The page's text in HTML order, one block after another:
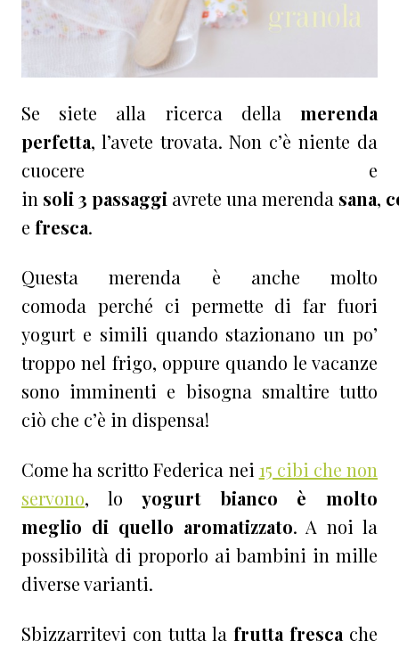
Se siete alla ricerca della merenda
perfetta, l’avete trovata. Non c’è niente da
cuocere e
in soli 3 passaggi avrete una merenda sana,
e fresca.
Questa merenda è anche molto
comoda perché ci permette di far fuori
yogurt e simili quando stazionano un po’
troppo nel frigo, oppure quando le vacanze
sono imminenti e bisogna smaltire tutto
ciò che c’è in dispensa!
Come ha scritto Federica nei 15 cibi che non
servono, loyogurt bianco è molto
meglio di quello aromatizzato. A noi la
possibilità di proporlo ai bambini in mille
diverse varianti.
Sbizzarritevi con tutta la frutta fresca che